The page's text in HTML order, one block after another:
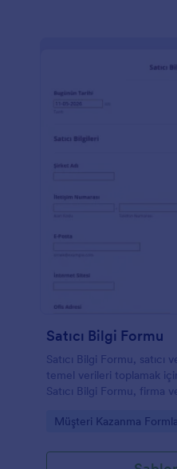
Satıcı Bilgi Formu
Satıcı Bilgi Formu, satıcı
temel verileri toplamak
Satıcı Bilgi Formu, firma
kurulacak kişiler ve
adını, telefon
Go to Category:
Müşteri Kazanma